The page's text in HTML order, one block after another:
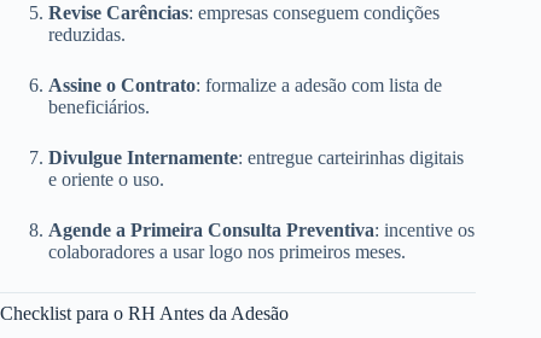
Revise Carências: empresas conseguem condições
reduzidas.
Assine o Contrato: formalize a adesão com lista de
beneficiários.
Divulgue Internamente: entregue carteirinhas digitais
e oriente o uso.
Agende a Primeira Consulta Preventiva: incentive os
colaboradores a usar logo nos primeiros meses.
Checklist para o RH Antes da Adesão